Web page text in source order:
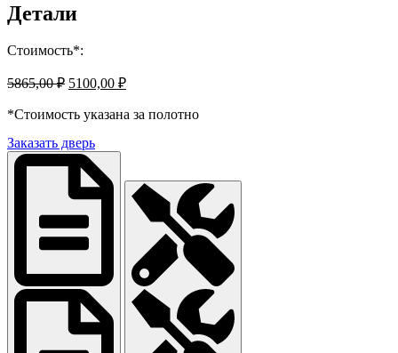
Детали
Стоимость*:
5865,00₽ Первоначальная
составляла
5100,00 ₽Текущая
5100,00 ₽.
*Стоимость указана за полотно
Заказать дверь